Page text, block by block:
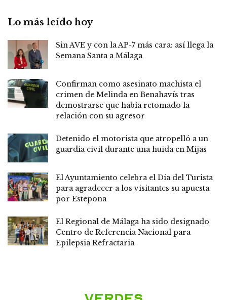
Lo más leído hoy
Sin AVE y con la AP-7 más cara: así llega la
Semana Santa a Málaga
Confirman como asesinato machista el
crimen de Melinda en Benahavís tras
demostrarse que había retomado la
relación con su agresor
Detenido el motorista que atropelló a un
guardia civil durante una huida en Mijas
El Ayuntamiento celebra el Día del Turista
para agradecer a los visitantes su apuesta
por Estepona
El Regional de Málaga ha sido designado
Centro de Referencia Nacional para
Epilepsia Refractaria